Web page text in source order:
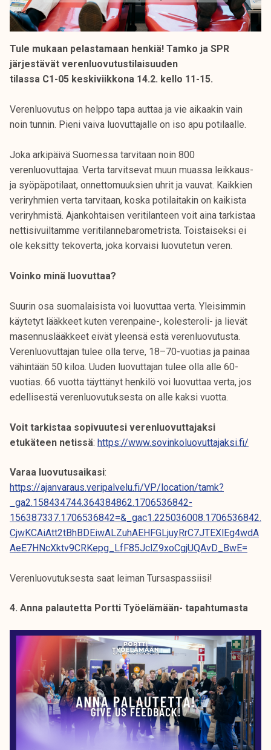
Tule mukaan pelastamaan henkiä! Tamko ja SPR
järjestävät verenluovutustilaisuuden
tilassa C1-05 keskiviikkona 14.2. kello 11-15.
Verenluovutus on helppo tapa auttaa ja vie aikaakin vain
noin tunnin. Pieni vaiva luovuttajalle on iso apu potilaalle.
Joka arkipäivä Suomessa tarvitaan noin 800
verenluovuttajaa. Verta tarvitsevat muun muassa leikkaus-
ja syöpäpotilaat, onnettomuuksien uhrit ja vauvat. Kaikkien
veriryhmien verta tarvitaan, koska potilaitakin on kaikista
veriryhmistä. Ajankohtaisen veritilanteen voit aina tarkistaa
nettisivuiltamme veritilannebarometrista. Toistaiseksi ei
ole keksitty tekoverta, joka korvaisi luovutetun veren.
Voinko minä luovuttaa?
Suurin osa suomalaisista voi luovuttaa verta. Yleisimmin
käytetyt lääkkeet kuten verenpaine-, kolesteroli- ja lievät
masennuslääkkeet eivät yleensä estä verenluovutusta.
Verenluovuttajan tulee olla terve, 18–70-vuotias ja painaa
vähintään 50 kiloa. Uuden luovuttajan tulee olla alle 60-
vuotias. 66 vuotta täyttänyt henkilö voi luovuttaa verta, jos
edellisestä verenluovutuksesta on alle kaksi vuotta.
Voit tarkistaa sopivuutesi verenluovuttajaksi
etukäteen netissä: https://www.sovinkoluovuttajaksi.fi/
Varaa luovutusaikasi:
https://ajanvaraus.veripalvelu.fi/VP/location/tamk?
_ga2.158434744.364384862.1706536842-
156387337.1706536842=&_gac1.225036008.1706536842.
CjwKCAiAtt2tBhBDEiwALZuhAEHFGLjuyRrC7JTEXlEg4wdA
AeE7HNcXktv9CRKepg_LfF85JclZ9xoCgjUQAvD_BwE=
Verenluovutuksesta saat leiman Tursaspassiisi!
4. Anna palautetta Portti Työelämään- tapahtumasta